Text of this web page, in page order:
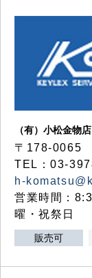
（有）小松金物店
〒178-0065
TEL：03-
h-
営業時間：
曜・祝祭日
販売可